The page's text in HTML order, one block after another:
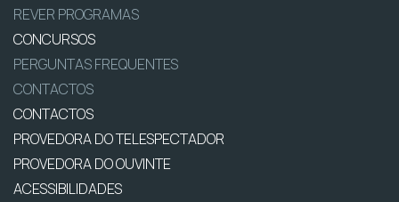
REVER PROGRAMAS
CONCURSOS
PERGUNTAS FREQUENTES
CONTACTOS
CONTACTOS
PROVEDORA DO TELESPECTADOR
PROVEDORA DO OUVINTE
ACESSIBILIDADES